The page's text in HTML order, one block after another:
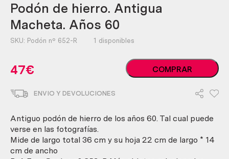
Podón de hierro. Antigua
Macheta. Años 60
SKU: Podón nº 652-R 1 disponibles
47€
Podón
de
Años
cantidad
COMPRAR
ENVIO Y DEVOLUCIONES
Antiguo podón de hierro de los años 60. Tal cual puede
verse en las fotografías.
Mide de largo total 36 cm y su hoja 22 cm de largo * 14
cm de ancho